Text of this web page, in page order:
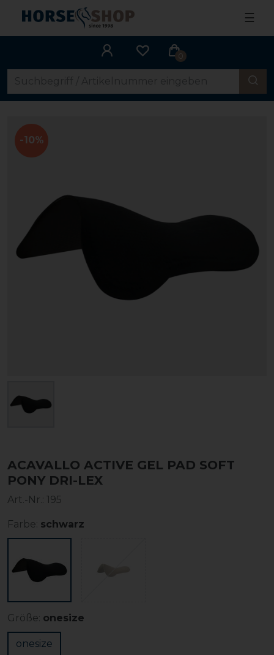
☰
0
-10%
ACAVALLO ACTIVE GEL PAD SOFT
PONY DRI-LEX
Art.-Nr.: 195
Farbe: schwarz
Größe: onesize
onesize